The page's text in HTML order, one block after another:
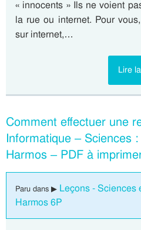
« innocents » Ils ne voient
la rue ou internet. Pour
sur internet,…
Lire
Comment effectuer une
Informatique – Sciences
Harmos – PDF à
Paru dans ▶ Leçons - Sciences
Harmos 6P